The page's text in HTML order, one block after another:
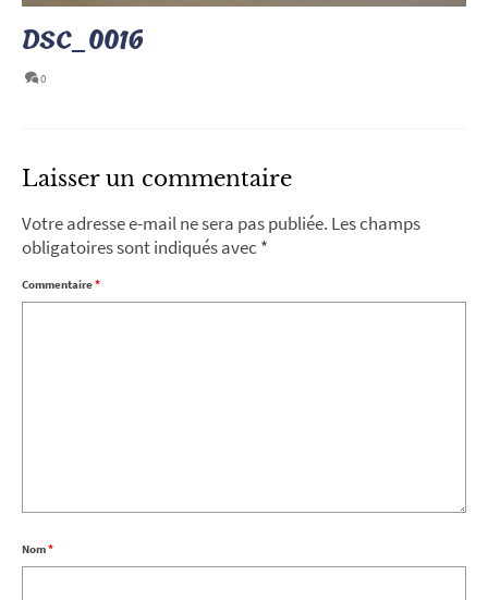
DSC_0016
0
Laisser un commentaire
Votre adresse e-mail ne sera pas publiée. Les champs
obligatoires sont indiqués avec *
Commentaire*
Nom*